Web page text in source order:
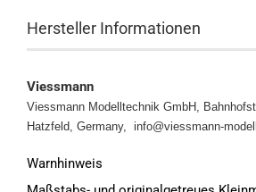
Hersteller Informationen
Viessmann
Viessmann Modelltechnik GmbH,
Hatzfeld, Germany, info@viessmann-
Warnhinweis